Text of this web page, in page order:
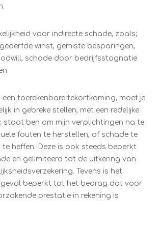
voor indirecte schade, zoals;
winst, gemiste besparingen,
schade door bedrijfsstagnatie
een toerekenbare tekortkoming, moet je
in gebreke stellen, met een redelijke
staat ben om mijn verplichtingen na te
fouten te herstellen, of schade te
te heffen. Deze is ook steeds beperkt
en gelimiteerd tot de uitkering van
Tevens is het
geval beperkt tot het bedrag dat voor
prestatie in rekening is